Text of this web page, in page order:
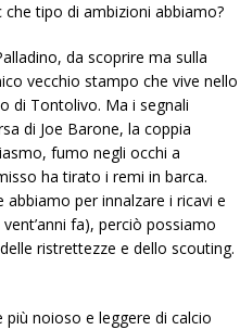
tipo di ambizioni abbiamo?
da scoprire ma sulla
vecchio stampo che vive nello
di Tontolivo. Ma i segnali
di Joe Barone, la coppia
fumo negli occhi a
ha tirato i remi in barca.
per innalzare i ricavi e
fa), perciò possiamo
ristrettezze e dello scouting.
più noioso e leggere di calcio